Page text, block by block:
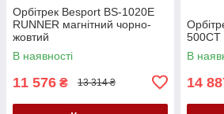
Орбітрек Besport BS-1020E
RUNNER магнітний чорно-
жовтий
В наявності
11 576 ₴ 13 314 ₴
500CT
В
14